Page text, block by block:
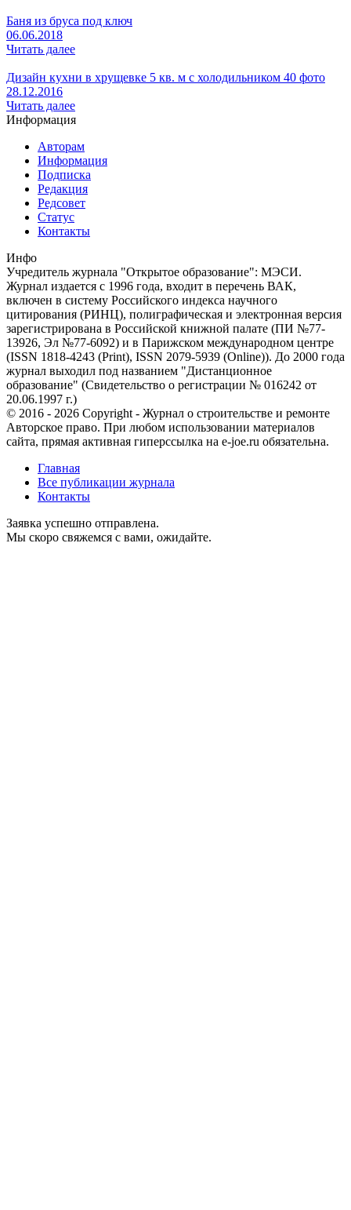
Баня из бруса под ключ
06.06.2018
Читать далее
Дизайн кухни в хрущевке 5 кв. м с холодильником 40 фото
28.12.2016
Читать далее
Информация
Авторам
Информация
Подписка
Редакция
Редсовет
Статус
Контакты
Инфо
Учредитель журнала "Открытое образование": МЭСИ.
Журнал издается с 1996 года, входит в перечень ВАК,
включен в систему Российского индекса научного
цитирования (РИНЦ), полиграфическая и электронная версия
зарегистрирована в Российской книжной палате (ПИ №77-
13926, Эл №77-6092) и в Парижском международном центре
(ISSN 1818-4243 (Print), ISSN 2079-5939 (Online)). До 2000 года
журнал выходил под названием "Дистанционное
образование" (Свидетельство о регистрации № 016242 от
20.06.1997 г.)
© 2016 - 2026 Copyright - Журнал о строительстве и ремонте
Авторское право. При любом использовании материалов
сайта, прямая активная гиперссылка на e-joe.ru обязательна.
Главная
Все публикации журнала
Контакты
Заявка успешно отправлена.
Мы скоро свяжемся с вами, ожидайте.